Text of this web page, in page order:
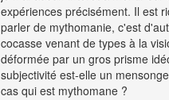
expériences précisément. Il est
parler de mythomanie, c'est
cocasse venant de types à la
déformée par un gros prisme
subjectivité est-elle un
cas qui est mythomane ?